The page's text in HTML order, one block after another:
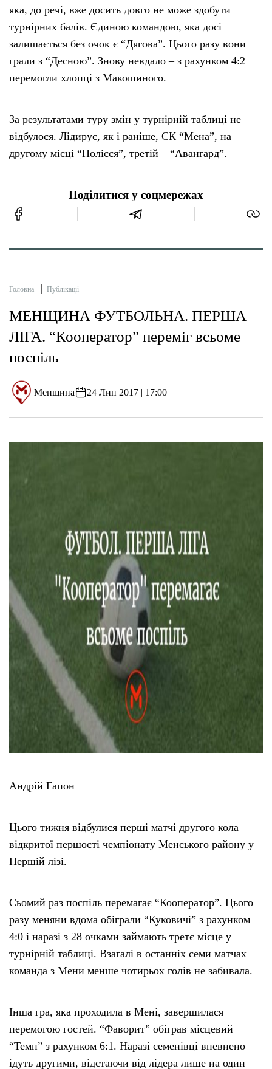
яка, до речі, вже досить довго не може здобути
турнірних балів. Єдиною командою, яка досі
залишається без очок є “Дягова”. Цього разу вони
грали з “Десною”. Знову невдало – з рахунком 4:2
перемогли хлопці з Макошиного.
За результатами туру змін у турнірній таблиці не
відбулося. Лідирує, як і раніше, СК “Мена”, на
другому місці “Полісся”, третій – “Авангард”.
Поділитися у соцмережах
Головна Публікації
МЕНЩИНА ФУТБОЛЬНА. ПЕРША
ЛІГА. “Кооператор” переміг всьоме
поспіль
Менщина 24 Лип 2017 | 17:00
Андрій Гапон
Цього тижня відбулися перші матчі другого кола
відкритої першості чемпіонату Менського району у
Першій лізі.
Сьомий раз поспіль перемагає “Кооператор”. Цього
разу меняни вдома обіграли “Куковичі” з рахунком
4:0 і наразі з 28 очками займають третє місце у
турнірній таблиці. Взагалі в останніх семи матчах
команда з Мени менше чотирьох голів не забивала.
Інша гра, яка проходила в Мені, завершилася
перемогою гостей. “Фаворит” обіграв місцевий
“Темп” з рахунком 6:1. Наразі семенівці впевнено
ідуть другими, відстаючи від лідера лише на один